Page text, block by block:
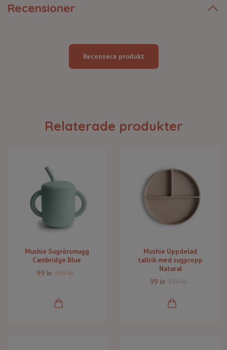
Recensioner
Recensera produkt
Relaterade produkter
Mushie Sugrörsmugg
Cambridge Blue
99 kr 189 kr
Mushie Uppdelad
tallrik med sugpropp
Natural
99 kr 199 kr